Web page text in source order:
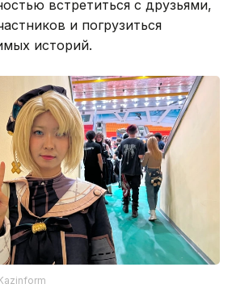
встретиться с друзьями,
и погрузиться
историй.